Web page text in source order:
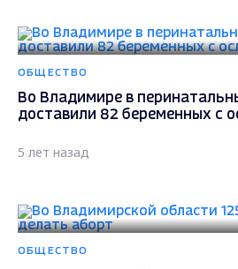
ОБЩЕСТВО
Во Владимире в
доставили 82 беременных с
5 лет назад
ОБЩЕСТВО